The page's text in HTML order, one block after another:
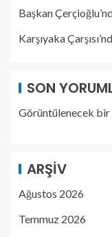
Başkan
Karşıyaka
SON
Görüntülenecek
ARŞIV
Ağustos 2026
Temmuz 2026